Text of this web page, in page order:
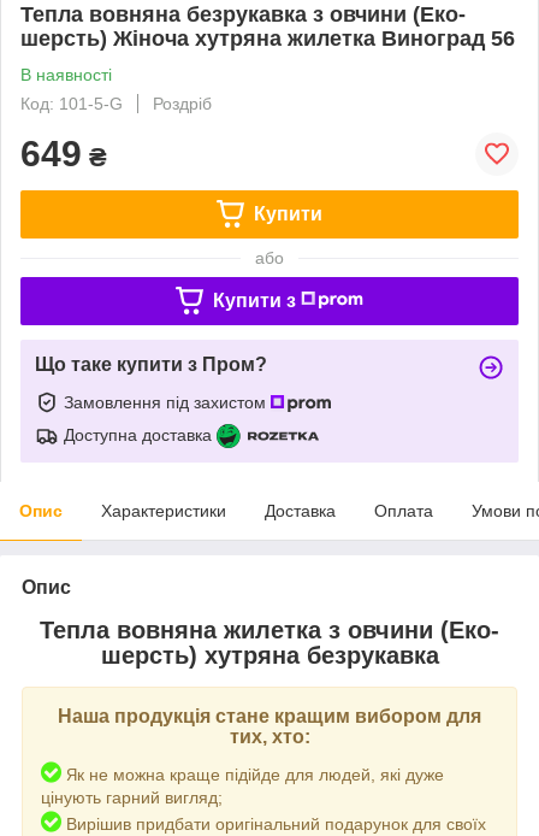
Тепла вовняна безрукавка з овчини (Еко-
шерсть) Жіноча хутряна жилетка Виноград 56
В наявності
Код: 101-5-G
Роздріб
649 ₴
Купити
або
Купити з
Що таке купити з Пром?
Замовлення під захистом
Доступна доставка
Опис Характеристики Доставка Оплата Умови
Опис
Тепла вовняна жилетка з овчини (Еко-
шерсть) хутряна безрукавка
Наша продукція стане кращим вибором для
тих, хто:
Я к не можна краще підійде для людей, які дуже
цінують гарний вигляд;
Вирішив придбати оригінальний подарунок для своїх